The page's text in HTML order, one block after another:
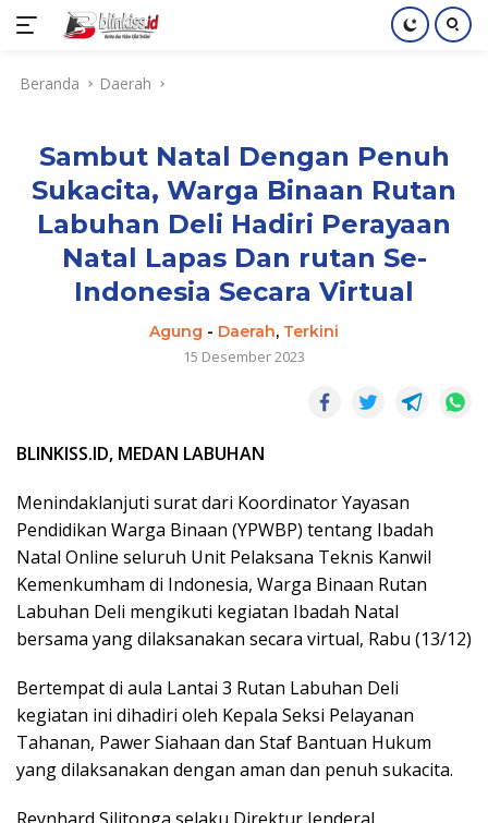
Beranda Daerah
Sambut Natal Dengan Penuh
Sukacita, Warga Binaan Rutan
Labuhan Deli Hadiri Perayaan
Natal Lapas Dan rutan Se-
Indonesia Secara Virtual
Agung - Daerah, Terkini
15 Desember 2023
BLINKISS.ID, MEDAN LABUHAN
Menindaklanjuti surat dari Koordinator Yayasan
Pendidikan Warga Binaan (YPWBP) tentang Ibadah
Natal Online seluruh Unit Pelaksana Teknis Kanwil
Kemenkumham di Indonesia, Warga Binaan Rutan
Labuhan Deli mengikuti kegiatan Ibadah Natal
bersama yang dilaksanakan secara virtual, Rabu (13/12)
Bertempat di aula Lantai 3 Rutan Labuhan Deli
kegiatan ini dihadiri oleh Kepala Seksi Pelayanan
Tahanan, Pawer Siahaan dan Staf Bantuan Hukum
yang dilaksanakan dengan aman dan penuh sukacita.